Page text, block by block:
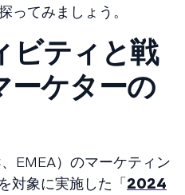
ってみましょう。
ビティと戦
ーケターの
EMEA）のマーケティン
対象に実施した「2024